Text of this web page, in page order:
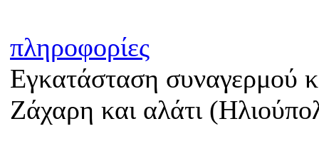
πληροφορίες
Εγκατάσταση συναγερμού
Ζάχαρη και αλάτι